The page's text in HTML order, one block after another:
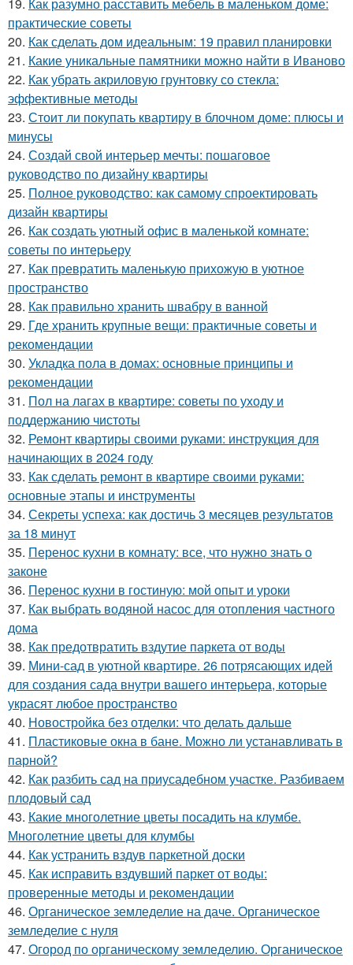
практические советы
20. Как сделать дом идеальным: 19 правил планировки
21. Какие уникальные памятники можно найти в Иваново
22. Как убрать акриловую грунтовку со стекла:
эффективные методы
23. Стоит ли покупать квартиру в блочном доме: плюсы и
минусы
24. Создай свой интерьер мечты: пошаговое
руководство по дизайну квартиры
25. Полное руководство: как самому спроектировать
дизайн квартиры
26. Как создать уютный офис в маленькой комнате:
советы по интерьеру
27. Как превратить маленькую прихожую в уютное
пространство
28. Как правильно хранить швабру в ванной
29. Где хранить крупные вещи: практичные советы и
рекомендации
30. Укладка пола в домах: основные принципы и
рекомендации
31. Пол на лагах в квартире: советы по уходу и
поддержанию чистоты
32. Ремонт квартиры своими руками: инструкция для
начинающих в 2024 году
33. Как сделать ремонт в квартире своими руками:
основные этапы и инструменты
34. Секреты успеха: как достичь 3 месяцев результатов
за 18 минут
35. Перенос кухни в комнату: все, что нужно знать о
законе
36. Перенос кухни в гостиную: мой опыт и уроки
37. Как выбрать водяной насос для отопления частного
дома
38. Как предотвратить вздутие паркета от воды
39. Мини-сад в уютной квартире. 26 потрясающих идей
для создания сада внутри вашего интерьера, которые
украсят любое пространство
40. Новостройка без отделки: что делать дальше
41. Пластиковые окна в бане. Можно ли устанавливать в
парной?
42. Как разбить сад на приусадебном участке. Разбиваем
плодовый сад
43. Какие многолетние цветы посадить на клумбе.
Многолетние цветы для клумбы
44. Как устранить вздув паркетной доски
45. Как исправить вздувший паркет от воды:
проверенные методы и рекомендации
46. Органическое земледелие на даче. Органическое
земледелие с нуля
47. Огород по органическому земледелию. Органическое